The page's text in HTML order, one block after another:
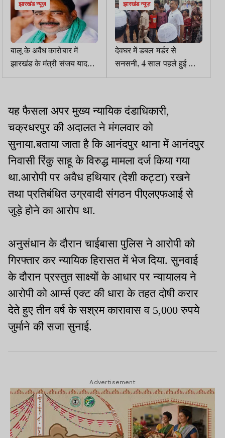
झारखंड न्यूज़
बालू के अवैध कारोबार में
झारखंड के मंत्री संजय यादव
पर बिहार में आरोप तय
झारखंड न्यूज़
देवघर में डबल मर्डर से
सनसनी, 4 साल पहले हुई थी
पति की हत्या, अब पत्नी-बेटे को
यह फैसला अपर मुख्य न्यायिक दंडाधिकारी,
चक्रधरपुर की अदालत ने मंगलवार को
सुनाया.बताया जाता है कि आनंदपुर थाना में आनंदपुर
निवासी रिंकु साहू के विरुद्ध मामला दर्ज किया गया
था.आरोपी पर अवैध हथियार (देशी कट्टा) रखने
तथा प्रतिबंधित उग्रवादी संगठन पीएलएफआई से
जुड़े होने का आरोप था.
अनुसंधान के दौरान चाईबासा पुलिस ने आरोपी को
गिरफ्तार कर न्यायिक हिरासत में भेज दिया. सुनवाई
के दौरान प्रस्तुत साक्ष्यों के आधार पर न्यायालय ने
आरोपी को आर्म्स एक्ट की धारा के तहत दोषी करार
देते हुए तीन वर्ष के सश्रम कारावास व 5,000 रुपये
जुर्माने की सजा सुनाई.
Advertisement